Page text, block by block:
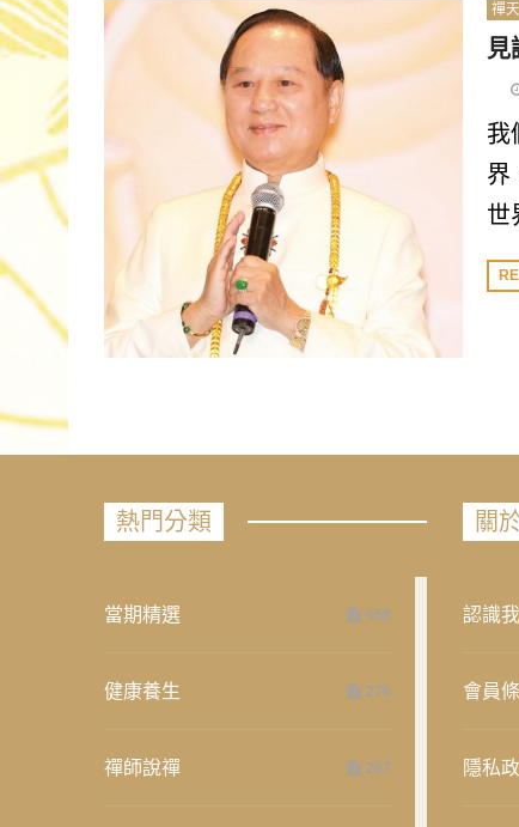
禪
見
我
界
世
熱門分類
當期精選 658
健康養生 276
禪師說禪 267
關
認識
會員
隱私